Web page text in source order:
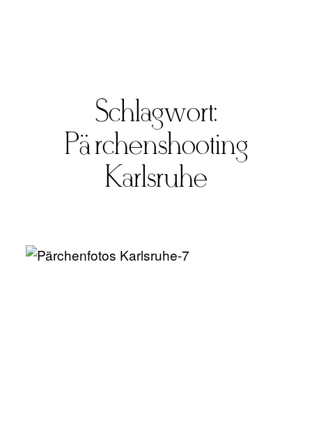
FOTO
VIDEO
Schlagwort:
Pärchenshooting
Karlsruhe